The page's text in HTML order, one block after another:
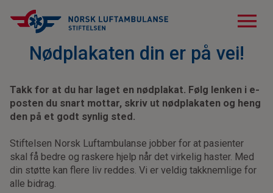
menu
Nødplakaten din er på vei!
Takk for at du har laget en nødplakat. Følg lenken i e-
posten du snart mottar, skriv ut nødplakaten og heng
den på et godt synlig sted.
Stiftelsen Norsk Luftambulanse jobber for at pasienter
skal få bedre og raskere hjelp når det virkelig haster. Med
din støtte kan flere liv reddes. Vi er veldig takknemlige for
alle bidrag.